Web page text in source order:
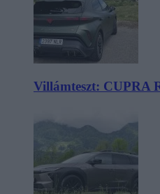
Villámteszt: CUPRA